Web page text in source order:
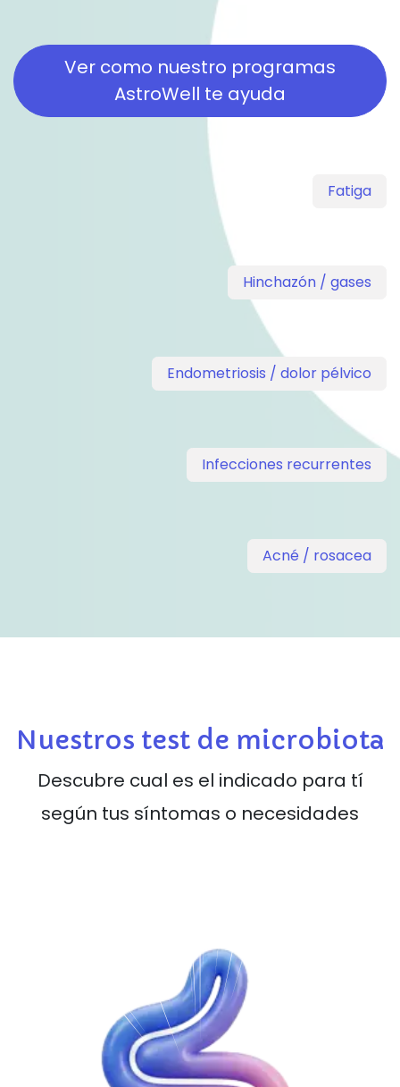
Ver como nuestro programas
AstroWell te ayuda
Fatiga
Hinchazón / gases
Endometriosis / dolor pélvico
Infecciones recurrentes
Acné / rosacea
Nuestros test de microbiota
Descubre cual es el indicado para tí
según tus síntomas o necesidades